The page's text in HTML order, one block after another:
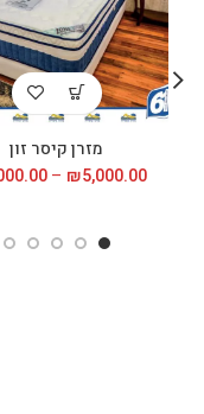
מזרן קיסר זון
₪5,000.00
–